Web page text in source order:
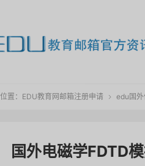
置： EDU教育网邮箱注册申请  edu国外
国外电磁学FDTD